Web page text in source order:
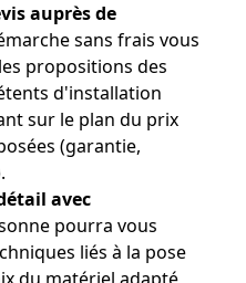
auprès de
sans frais vous
propositions des
d'installation
sur le plan du prix
(garantie,
avec
pourra vous
liés à la pose